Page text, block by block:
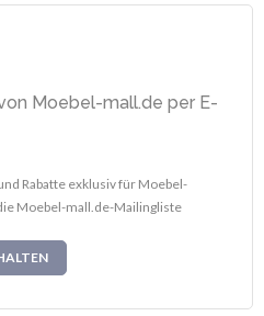
Moebel-mall.de per E-
Rabatte exklusiv für Moebel-
Moebel-mall.de-Mailingliste